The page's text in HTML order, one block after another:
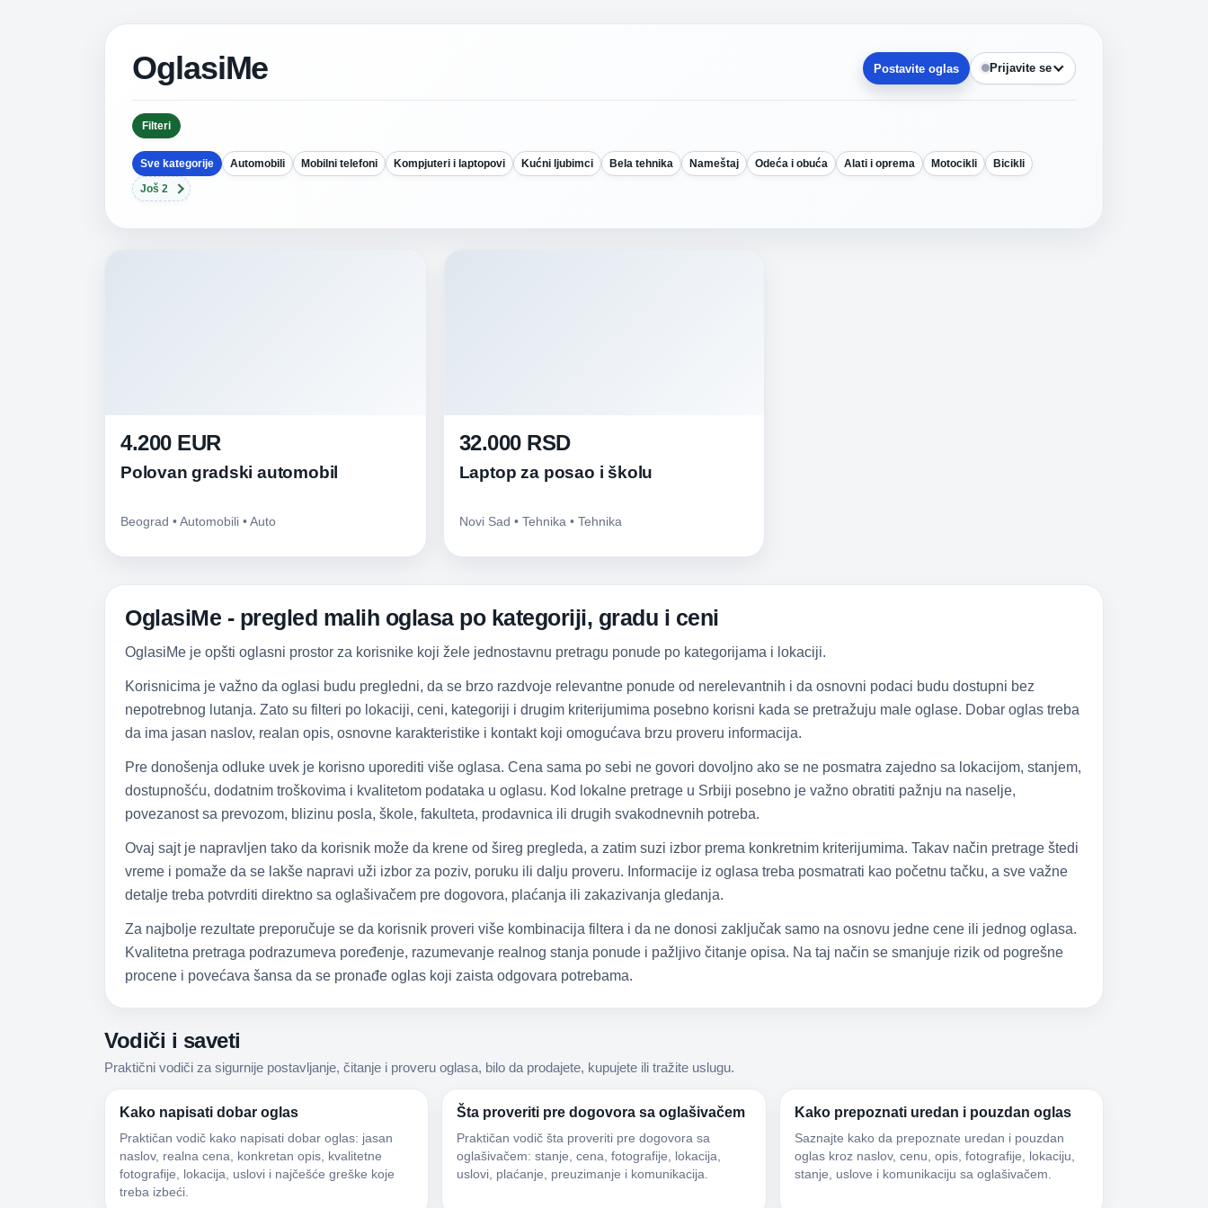
OglasiMe Postavite oglas Prijavite se
Filteri
Sve kategorije Automobili Mobilni telefoni Kompjuteri i laptopovi Kućni ljubimci Bela tehnika Nameštaj Odeća i obuća Alati i oprema Motocikli
Bicikli
Još 2
4.200 EUR
Polovan gradski automobil
Beograd • Automobili • Auto
32.000 RSD
Laptop za posao i školu
Novi Sad • Tehnika • Tehnika
OglasiMe - pregled malih oglasa po kategoriji, gradu i ceni
OglasiMe je opšti oglasni prostor za korisnike koji žele jednostavnu pretragu ponude po kategorijama i lokaciji.
Korisnicima je važno da oglasi budu pregledni, da se brzo razdvoje relevantne ponude od nerelevantnih i da osnovni podaci budu dostupni bez
nepotrebnog lutanja. Zato su filteri po lokaciji, ceni, kategoriji i drugim kriterijumima posebno korisni kada se pretražuju male oglase. Dobar oglas treba
da ima jasan naslov, realan opis, osnovne karakteristike i kontakt koji omogućava brzu proveru informacija.
Pre donošenja odluke uvek je korisno uporediti više oglasa. Cena sama po sebi ne govori dovoljno ako se ne posmatra zajedno sa lokacijom, stanjem,
dostupnošću, dodatnim troškovima i kvalitetom podataka u oglasu. Kod lokalne pretrage u Srbiji posebno je važno obratiti pažnju na naselje,
povezanost sa prevozom, blizinu posla, škole, fakulteta, prodavnica ili drugih svakodnevnih potreba.
Ovaj sajt je napravljen tako da korisnik može da krene od šireg pregleda, a zatim suzi izbor prema konkretnim kriterijumima. Takav način pretrage štedi
vreme i pomaže da se lakše napravi uži izbor za poziv, poruku ili dalju proveru. Informacije iz oglasa treba posmatrati kao početnu tačku, a sve važne
detalje treba potvrditi direktno sa oglašivačem pre dogovora, plaćanja ili zakazivanja gledanja.
Za najbolje rezultate preporučuje se da korisnik proveri više kombinacija filtera i da ne donosi zaključak samo na osnovu jedne cene ili jednog oglasa.
Kvalitetna pretraga podrazumeva poređenje, razumevanje realnog stanja ponude i pažljivo čitanje opisa. Na taj način se smanjuje rizik od pogrešne
procene i povećava šansa da se pronađe oglas koji zaista odgovara potrebama.
Vodiči i saveti
Praktični vodiči za sigurnije postavljanje, čitanje i proveru oglasa, bilo da prodajete, kupujete ili tražite uslugu.
Kako napisati dobar oglas
Praktičan vodič kako napisati dobar oglas: jasan
naslov, realna cena, konkretan opis, kvalitetne
fotografije, lokacija, uslovi i najčešće greške koje
treba izbeći.
Šta proveriti pre dogovora sa oglašivačem
Praktičan vodič šta proveriti pre dogovora sa
oglašivačem: stanje, cena, fotografije, lokacija,
uslovi, plaćanje, preuzimanje i komunikacija.
Kako prepoznati uredan i pouzdan oglas
Saznajte kako da prepoznate uredan i pouzdan
oglas kroz naslov, cenu, opis, fotografije, lokaciju,
stanje, uslove i komunikaciju sa oglašivačem.